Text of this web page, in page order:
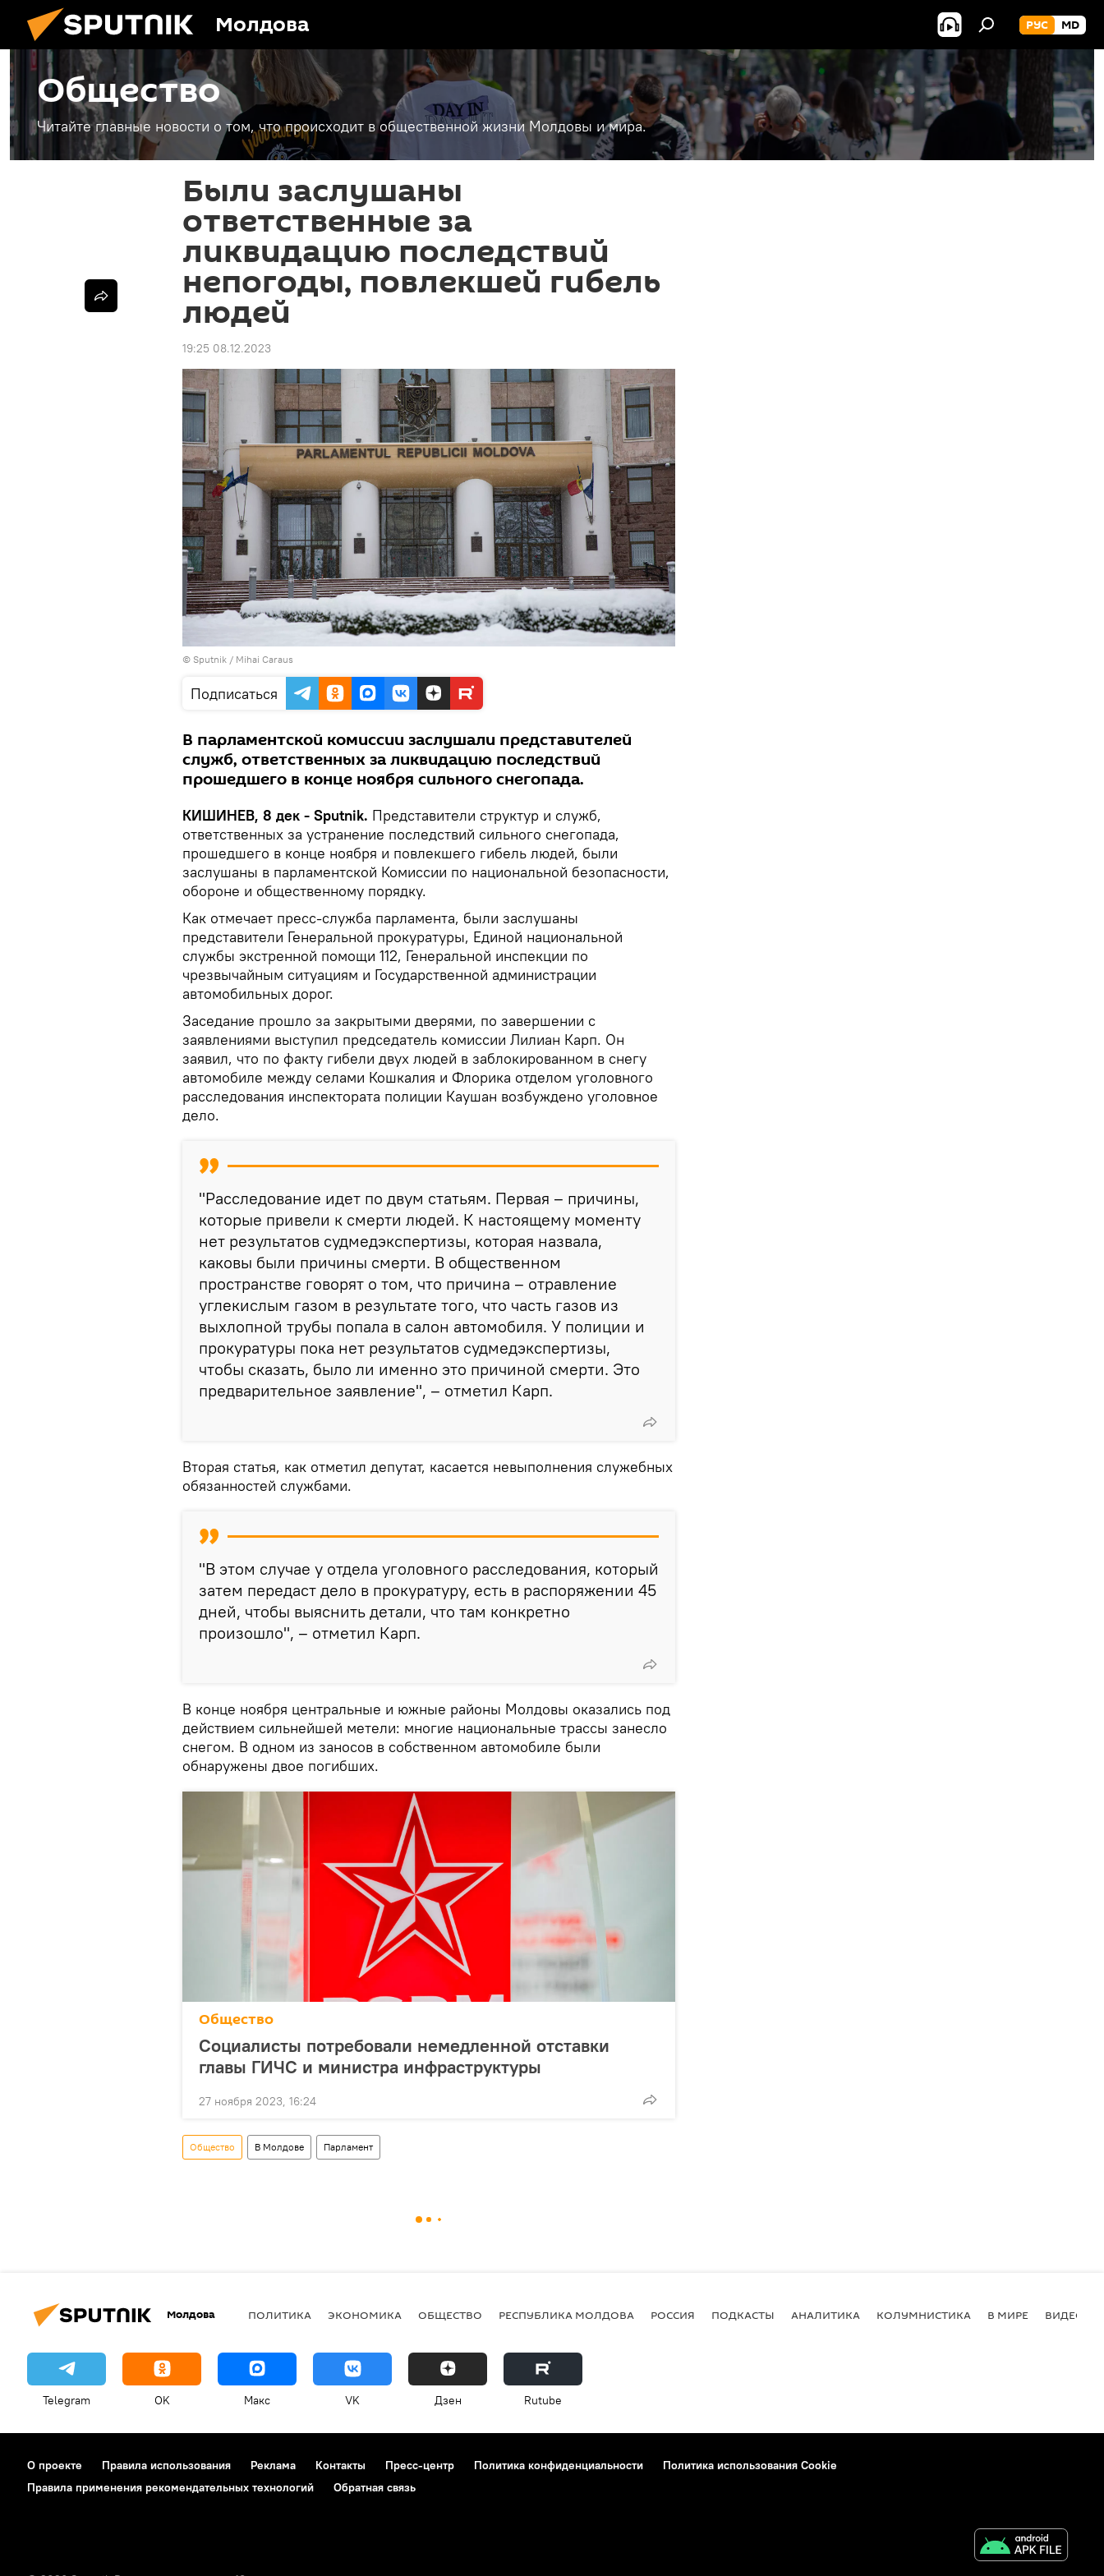
Молдова РУС MD
Общество
Читайте главные новости о том, что происходит в общественной жизни Молдовы и мира.
Были заслушаны
ответственные за
ликвидацию последствий
непогоды, повлекшей гибель
людей
19:25 08.12.2023
© Sputnik / Mihai Caraus
Подписаться
В парламентской комиссии заслушали представителей
служб, ответственных за ликвидацию последствий
прошедшего в конце ноября сильного снегопада.
КИШИНЕВ, 8 дек - Sputnik. Представители структур и служб,
ответственных за устранение последствий сильного снегопада,
прошедшего в конце ноября и повлекшего гибель людей, были
заслушаны в парламентской Комиссии по национальной безопасности,
обороне и общественному порядку.
Как отмечает пресс-служба парламента, были заслушаны
представители Генеральной прокуратуры, Единой национальной
службы экстренной помощи 112, Генеральной инспекции по
чрезвычайным ситуациям и Государственной администрации
автомобильных дорог.
Заседание прошло за закрытыми дверями, по завершении с
заявлениями выступил председатель комиссии Лилиан Карп. Он
заявил, что по факту гибели двух людей в заблокированном в снегу
автомобиле между селами Кошкалия и Флорика отделом уголовного
расследования инспектората полиции Каушан возбуждено уголовное
дело.
"Расследование идет по двум статьям. Первая – причины,
которые привели к смерти людей. К настоящему моменту
нет результатов судмедэкспертизы, которая назвала,
каковы были причины смерти. В общественном
пространстве говорят о том, что причина – отравление
углекислым газом в результате того, что часть газов из
выхлопной трубы попала в салон автомобиля. У полиции и
прокуратуры пока нет результатов судмедэкспертизы,
чтобы сказать, было ли именно это причиной смерти. Это
предварительное заявление", – отметил Карп.
Вторая статья, как отметил депутат, касается невыполнения служебных
обязанностей службами.
"В этом случае у отдела уголовного расследования, который
затем передаст дело в прокуратуру, есть в распоряжении 45
дней, чтобы выяснить детали, что там конкретно
произошло", – отметил Карп.
В конце ноября центральные и южные районы Молдовы оказались под
действием сильнейшей метели: многие национальные трассы занесло
снегом. В одном из заносов в собственном автомобиле были
обнаружены двое погибших.
Общество
Социалисты потребовали немедленной отставки
главы ГИЧС и министра инфраструктуры
27 ноября 2023, 16:24
Общество В Молдове Парламент
Молдова ПОЛИТИКА ЭКОНОМИКА ОБЩЕСТВО РЕСПУБЛИКА МОЛДОВА РОССИЯ ПОДКАСТЫ АНАЛИТИКА КОЛУМНИСТИКА В МИРЕ ВИДЕО
Telegram OK Макс VK Дзен Rutube
О проекте Правила использования Реклама Контакты Пресс-центр Политика конфиденциальности
Политика использования Cookie
Правила применения рекомендательных технологий
Обратная связь